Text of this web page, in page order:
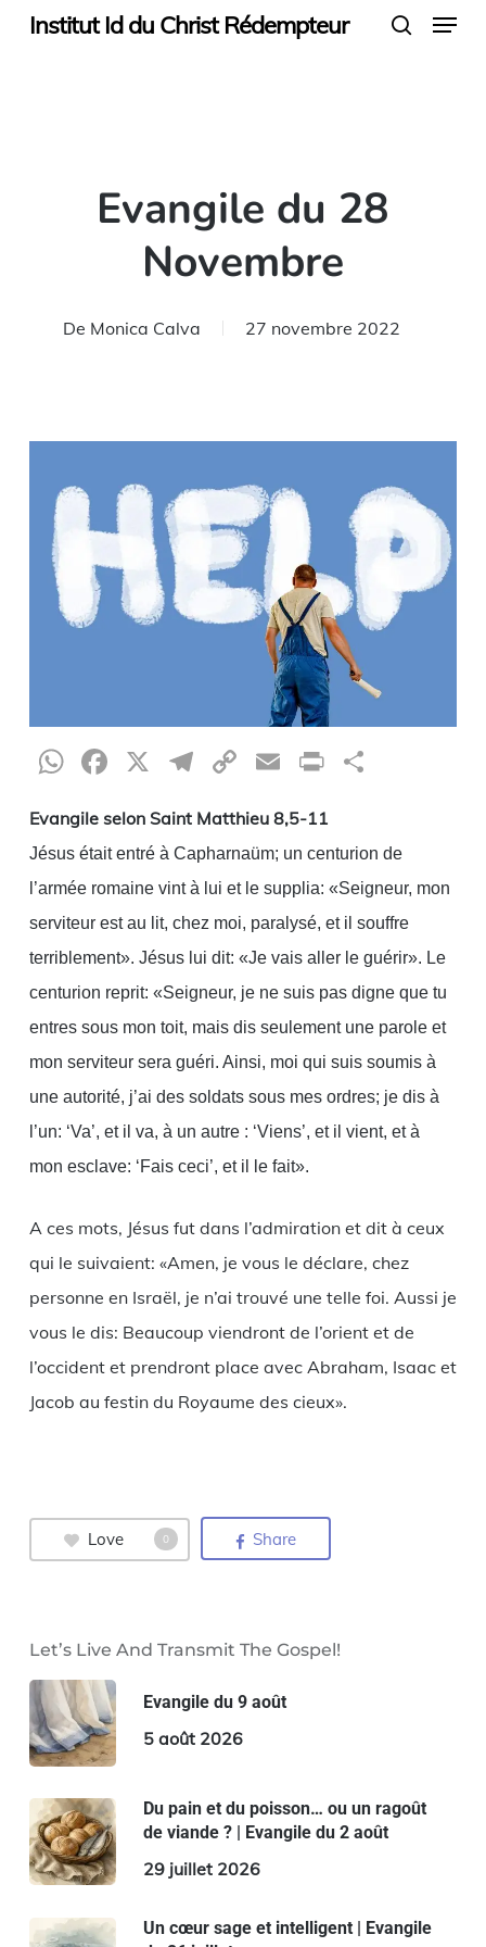
SkipInstitut Id du Christ Rédempteur Menu
Evangile du 28
Novembre
De Monica Calva 27 novembre 2022
WhatsApp
Facebook
X Telegram
CopyEmailPrint
Evangile selon Saint Matthieu 8,5-11
Jésus était entré à Capharnaüm; un centurion de
l’armée romaine vint à lui et le supplia: «Seigneur, mon
serviteur est au lit, chez moi, paralysé, et il souffre
terriblement». Jésus lui dit: «Je vais aller le guérir». Le
centurion reprit: «Seigneur, je ne suis pas digne que tu
entres sous mon toit, mais dis seulement une parole et
mon serviteur sera guéri. Ainsi, moi qui suis soumis à
une autorité, j’ai des soldats sous mes ordres; je dis à
l’un: ‘Va’, et il va, à un autre : ‘Viens’, et il vient, et à
mon esclave: ‘Fais ceci’, et il le fait».
A ces mots, Jésus fut dans l’admiration et dit à ceux
qui le suivaient: «Amen, je vous le déclare, chez
personne en Israël, je n’ai trouvé une telle foi. Aussi je
vous le dis: Beaucoup viendront de l’orient et de
l’occident et prendront place avec Abraham, Isaac et
Jacob au festin du Royaume des cieux».
Love 0 Share
Let’s Live And Transmit The Gospel!
Evangile du 9 août
5 août 2026
Du pain et du poisson… ou un ragoût
de viande ? | Evangile du 2 août
29 juillet 2026
Un cœur sage et intelligent | Evangile